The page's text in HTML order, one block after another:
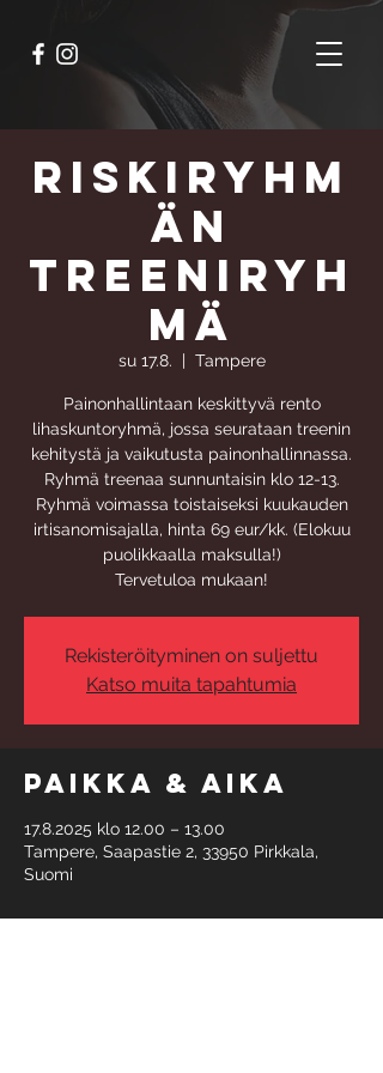
RiskiRyhm
än
Treeniryh
mä
su 17.8.
  |
Tampere
Painonhallintaan keskittyvä rento
lihaskuntoryhmä, jossa seurataan treenin
kehitystä ja vaikutusta painonhallinnassa.
Ryhmä treenaa sunnuntaisin klo 12-13.
Ryhmä voimassa toistaiseksi kuukauden
irtisanomisajalla, hinta 69 eur/kk. (Elokuu
puolikkaalla maksulla!)
Tervetuloa mukaan!
Rekisteröityminen on suljettu
Katso muita tapahtumia
Paikka & aika
17.8.2025 klo 12.00 – 13.00
Tampere, Saapastie 2, 33950 Pirkkala,
Suomi